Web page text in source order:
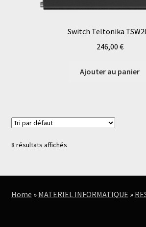
Switch Teltonika
246,00 €
Ajouter au panier
8 résultats affichés
Home » MATERIEL INFORMATIQUE »